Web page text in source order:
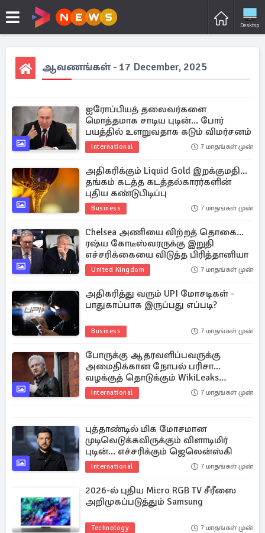
Desktop
ஆவணங்கள் - 17 December, 2025
ஐரோப்பியத் தலைவர்களை
மொத்தமாக சாடிய புடின்... போர்
பயத்தில் உளறுவதாக கடும் விமர்சனம்
International 7 மாதங்கள் முன்
அதிகரிக்கும் Liquid Gold இறக்குமதி...
தங்கம் கடத்த கடத்தல்காரர்களின்
புதிய கண்டுபிடிப்பு
Business 7 மாதங்கள் முன்
Chelsea அணியை விற்றத் தொகை...
ரஷ்ய கோடீஸ்வரருக்கு இறுதி
எச்சரிக்கையை விடுத்த பிரித்தானியா
United Kingdom 7 மாதங்கள் முன்
அதிகரித்து வரும் UPI மோசடிகள் -
பாதுகாப்பாக இருப்பது எப்படி?
Business 7 மாதங்கள் முன்
போருக்கு ஆதரவளிப்பவருக்கு
அமைதிக்கான நோபல் பரிசா...
வழக்குத் தொடுக்கும் WikiLeaks
நிறுவனர்
International 7 மாதங்கள் முன்
புத்தாண்டில் மிக மோசமான
முடிவெடுக்கவிருக்கும் விளாடிமிர்
புடின்... எச்சரிக்கும் ஜெலென்ஸ்கி
International 7 மாதங்கள் முன்
2026-ல் புதிய Micro RGB TV சீரீஸை
அறிமுகப்படுத்தும் Samsung
Technology 7 மாதங்கள் முன்